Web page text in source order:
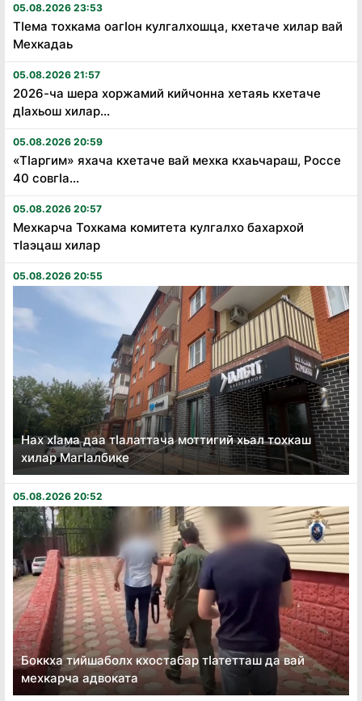
05.08.2026 23:53
Тӏема тохкама оагӏон кулгалхошца, кхетаче хилар вай
Мехкадаь
05.08.2026 21:57
2026-ча шера хоржамий кийчонна хетаяь кхетаче
дӏахьош хилар...
05.08.2026 20:59
«Тӏаргим» яхача кхетаче вай мехка кхаьчараш, Россе
40 совгӏа...
05.08.2026 20:57
Мехкарча Тохкама комитета кулгалхо бахархой
тӏаэцаш хилар
05.08.2026 20:55
Нах хӏама даа тӏалаттача моттигий хьал тохкаш
хилар Магӏалбике
05.08.2026 20:52
Боккха тийшаболх кхостабар тӏатетташ да вай
мехкарча адвоката